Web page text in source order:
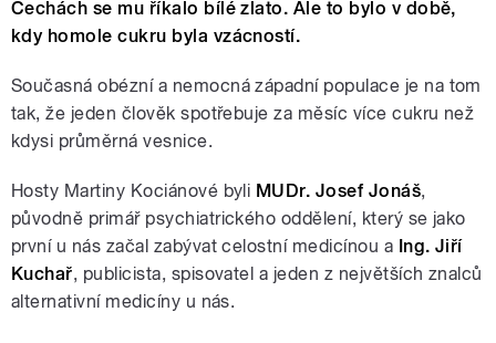
Čechách se mu říkalo bílé zlato. Ale to bylo v době,
kdy homole cukru byla vzácností.
Současná obézní a nemocná západní populace je na tom
tak, že jeden člověk spotřebuje za měsíc více cukru než
kdysi průměrná vesnice.
Hosty Martiny Kociánové byli MUDr. Josef Jonáš,
původně primář psychiatrického oddělení, který se jako
první u nás začal zabývat celostní medicínou a Ing. Jiří
Kuchař, publicista, spisovatel a jeden z největších znalců
alternativní medicíny u nás.